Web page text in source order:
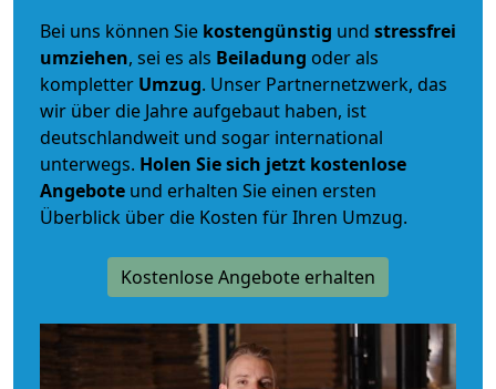
Bei uns können Sie kostengünstig und stressfrei
umziehen, sei es als Beiladung oder als
kompletter Umzug. Unser Partnernetzwerk, das
wir über die Jahre aufgebaut haben, ist
deutschlandweit und sogar international
unterwegs. Holen Sie sich jetzt kostenlose
Angebote und erhalten Sie einen ersten
Überblick über die Kosten für Ihren Umzug.
Kostenlose Angebote erhalten